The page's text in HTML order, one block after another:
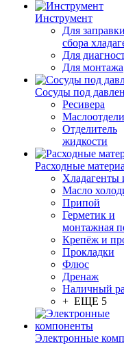
Инструмент
Для
сбора
Для
Для монтажа
Сосуды под
Ресивера
Отделитель
жидкости
Расходные
Хладагенты
Масло
Припой
Герметик и
монтажная
Крепёж и
Прокладки
Флюс
Дренаж
Наличный
+ ЕЩЕ 5
Электронные